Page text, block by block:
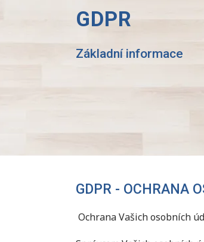
GDPR
Základní informace
GDPR - OCHRANA
Ochrana Vašich osobních